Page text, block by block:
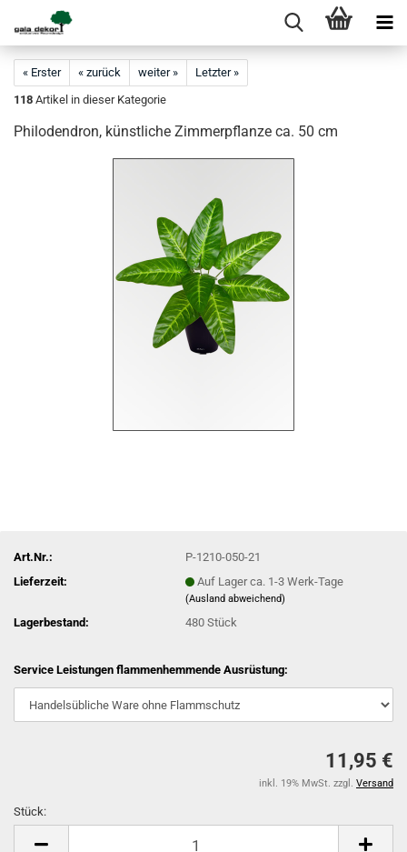
« Erster « zurück weiter »
Letzter »
118 Artikel in dieser Kategorie
Philodendron, künstliche Zimmerpflanze ca. 50 cm
Art.Nr.:
P-1210-050-21
Lieferzeit:
Auf Lager ca. 1-3 Werk-Tage
(Ausland abweichend)
Lagerbestand: 480Stück
Service Leistungen flammenhemmende Ausrüstung:
11,95 €
inkl. 19% MwSt. zzgl. Versand
Stück: